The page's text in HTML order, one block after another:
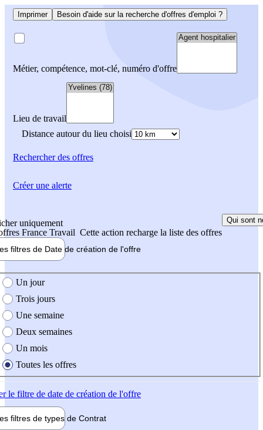
Imprimer Besoin d'aide sur la recherche d'offres d'emploi ?
Métier, compétence, mot-clé, numéro d'offre
Lieu de travail
Distance autour du lieu choisi
Rechercherdes offres
uniquement
France Travail Cette action recharge la liste des offres
Qui sont
filtres de Date de création de l'offre
création de l'offre
Un jour
Trois jours
Une semaine
Deux semaines
Un mois
Toutes les offres
le filtre de date de création de l'offre
filtres de types de Contrat
Créer une alerte